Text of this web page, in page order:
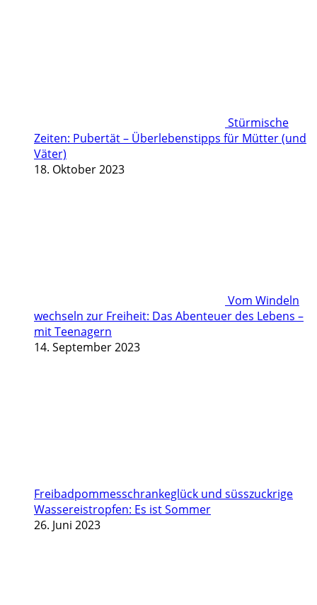
Stürmische
Zeiten: Pubertät – Überlebenstipps für Mütter (und
Väter)
18. Oktober 2023
Vom Windeln
wechseln zur Freiheit: Das Abenteuer des Lebens –
mit Teenagern
14. September 2023
Freibadpommesschrankeglück und süsszuckrige
Wassereistropfen: Es ist Sommer
26. Juni 2023